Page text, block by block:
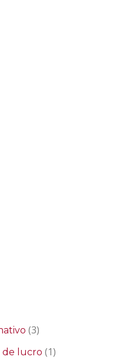
(3)
de lucro (1)